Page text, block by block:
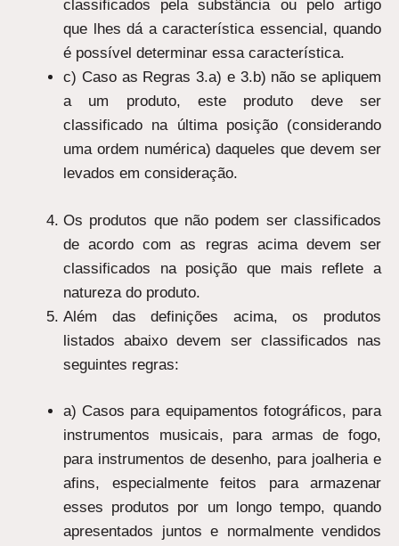
classificados pela substância ou pelo artigo
que lhes dá a característica essencial, quando
é possível determinar essa característica.
c) Caso as Regras 3.a) e 3.b) não se apliquem
a um produto, este produto deve ser
classificado na última posição (considerando
uma ordem numérica) daqueles que devem ser
levados em consideração.
Os produtos que não podem ser classificados
de acordo com as regras acima devem ser
classificados na posição que mais reflete a
natureza do produto.
Além das definições acima, os produtos
listados abaixo devem ser classificados nas
seguintes regras:
a) Casos para equipamentos fotográficos, para
instrumentos musicais, para armas de fogo,
para instrumentos de desenho, para joalheria e
afins, especialmente feitos para armazenar
esses produtos por um longo tempo, quando
apresentados juntos e normalmente vendidos